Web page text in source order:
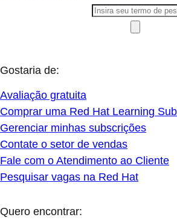
Gostaria de:
Avaliação gratuita
Comprar uma Red Hat Learning
Gerenciar minhas subscrições
Contate o setor de vendas
Fale com o Atendimento ao Cliente
Pesquisar vagas na Red Hat
Quero encontrar: